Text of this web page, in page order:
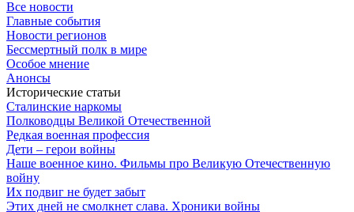
Все новости
Главные события
Новости регионов
Бессмертный полк в мире
Особое мнение
Анонсы
Исторические статьи
Сталинские наркомы
Полководцы Великой Отечественной
Редкая военная профессия
Дети – герои войны
Наше военное кино. Фильмы про Великую Отечественную
войну
Их подвиг не будет забыт
Этих дней не смолкнет слава. Хроники войны